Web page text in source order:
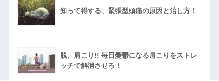
知って得する、緊張型頭痛の原因と治し方！
脱、肩こり!! 毎日憂鬱になる肩こりをストレ
ッチで解消させろ！